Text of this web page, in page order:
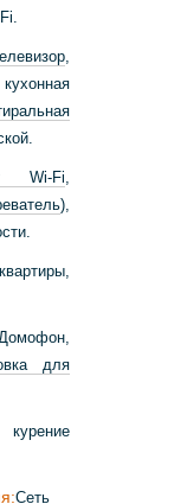
Wi-Fi
),
для
Сеть